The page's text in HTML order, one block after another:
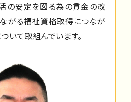
の安定を図る為の賃金の改
がる福祉資格取得につなが
いて取組んでいます。